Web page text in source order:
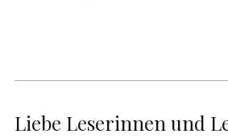
Liebe Leserinnen und